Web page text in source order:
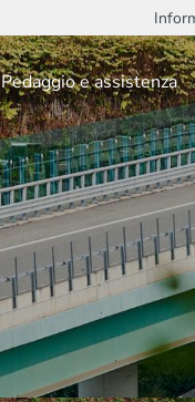
Pedaggio e assistenza